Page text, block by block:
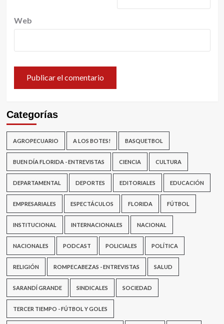
Web
Categorías
AGROPECUARIO A LOS BOTES! BASQUETBOL
BUEN DÍA FLORIDA - ENTREVISTAS CIENCIA CULTURA
DEPARTAMENTAL DEPORTES EDITORIALES EDUCACIÓN
EMPRESARIALES ESPECTÁCULOS FLORIDA FÚTBOL
INSTITUCIONAL INTERNACIONALES NACIONAL
NACIONALES PODCAST POLICIALES POLÍTICA
RELIGIÓN ROMPECABEZAS - ENTREVISTAS SALUD
SARANDÍ GRANDE SINDICALES SOCIEDAD
TERCER TIEMPO - FÚTBOL Y GOLES